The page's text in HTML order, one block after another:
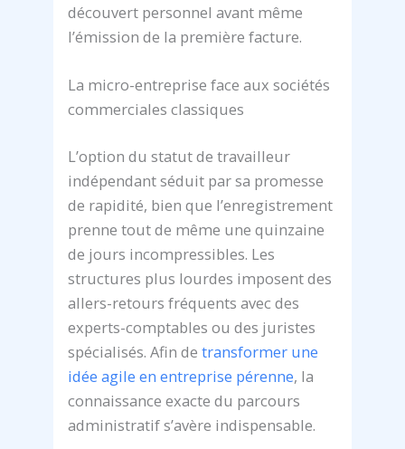
découvert personnel avant même
l’émission de la première facture.
La micro-entreprise face aux sociétés
commerciales classiques
L’option du statut de travailleur
indépendant séduit par sa promesse
de rapidité, bien que l’enregistrement
prenne tout de même une quinzaine
de jours incompressibles. Les
structures plus lourdes imposent des
allers-retours fréquents avec des
experts-comptables ou des juristes
spécialisés. Afin detransformer une
idée agile en entreprise pérenne, la
connaissance exacte du parcours
administratif s’avère indispensable.